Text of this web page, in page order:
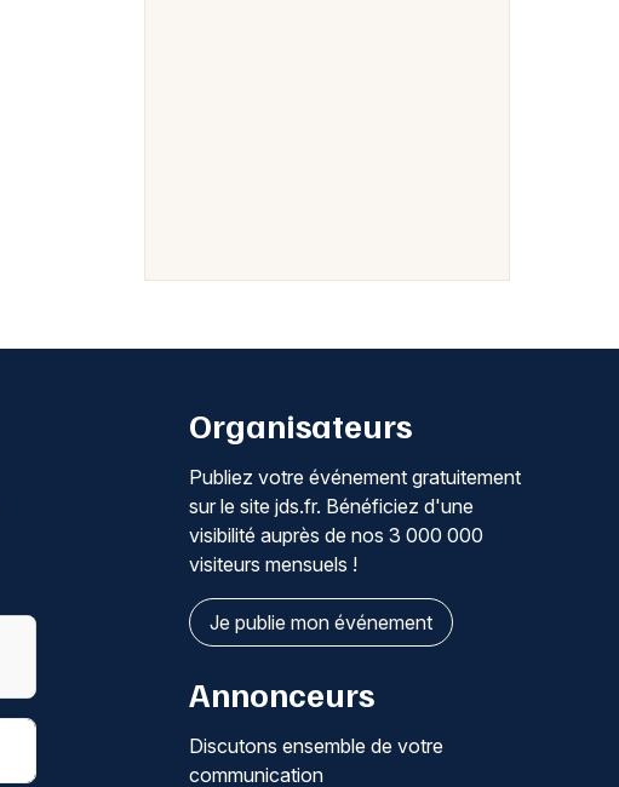
Organisateurs
Publiez votre événement gratuitement
sur le site jds.fr. Bénéficiez d'une
visibilité auprès de nos 3 000 000
visiteurs mensuels !
Je publie mon événement
Annonceurs
Discutons ensemble de votre
communication